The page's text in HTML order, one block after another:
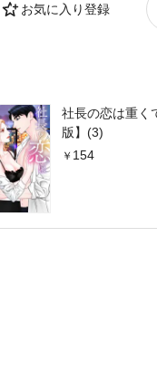
お気に入り登録
社長の恋は重く
版】(3)
154